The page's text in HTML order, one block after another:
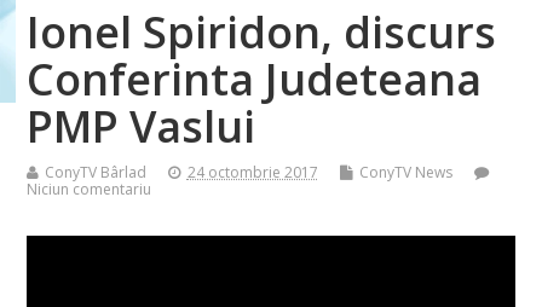
Ionel Spiridon, discurs
Conferinta Judeteana
PMP Vaslui
ConyTV Bârlad 24 octombrie 2017
ConyTV News
Niciun comentariu